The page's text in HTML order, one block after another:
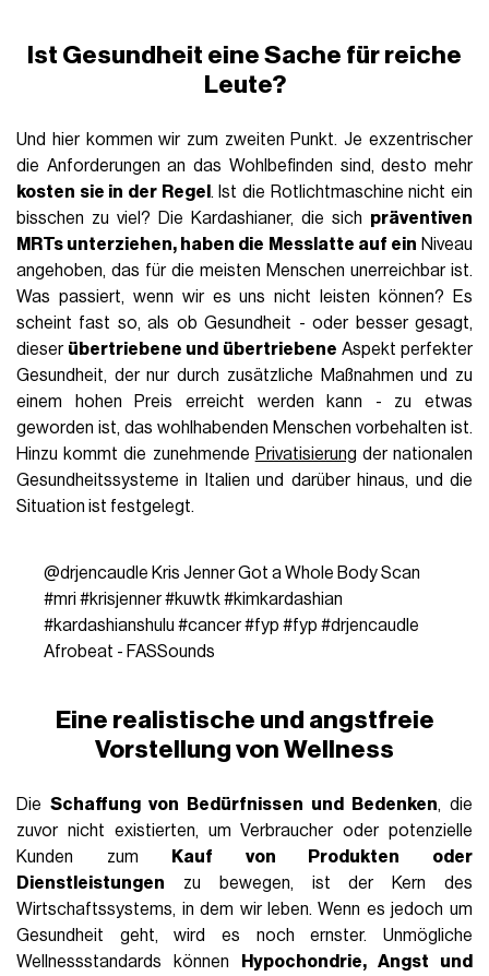
Ist Gesundheit eine Sache für reiche
Leute?
Und hier kommen wir zum zweiten Punkt. Je exzentrischer
die Anforderungen an das Wohlbefinden sind, desto mehr
kosten sie in der Regel . Ist die Rotlichtmaschine nicht ein
bisschen zu viel? Die Kardashianer, die sich präventiven
MRTs unterziehen, haben die Messlatte auf ein Niveau
angehoben, das für die meisten Menschen unerreichbar ist.
Was passiert, wenn wir es uns nicht leisten können? Es
scheint fast so, als ob Gesundheit - oder besser gesagt,
dieser übertriebene und übertriebene Aspekt perfekter
Gesundheit, der nur durch zusätzliche Maßnahmen und zu
einem hohen Preis erreicht werden kann - zu etwas
geworden ist, das wohlhabenden Menschen vorbehalten ist.
Hinzu kommt die zunehmende Privatisierung der nationalen
Gesundheitssysteme in Italien und darüber hinaus, und die
Situation ist festgelegt.
@drjencaudle Kris Jenner Got a Whole Body Scan
#mri #krisjenner#kuwtk#kimkardashian
#kardashianshulu #cancer#fyp #fyp #drjencaudle
Afrobeat - FASSounds
Eine realistische und angstfreie
Vorstellung von Wellness
DieSchaffung von Bedürfnissen und Bedenken, die
zuvor nicht existierten, um Verbraucher oder potenzielle
Kunden zum
Kauf von Produkten oder
Dienstleistungen zu bewegen, ist der Kern des
Wirtschaftssystems, in dem wir leben. Wenn es jedoch um
Gesundheit geht, wird es noch ernster. Unmögliche
Wellnessstandards können
Hypochondrie, Angst und